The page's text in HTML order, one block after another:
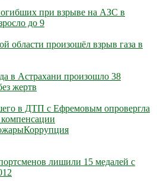
при взрыве на АЗС в
до 9
области произошёл взрыв газа в
в Астрахани произошло 38
жертв
в ДТП с Ефремовым опровергла
Коррупция
лишили 15 медалей с